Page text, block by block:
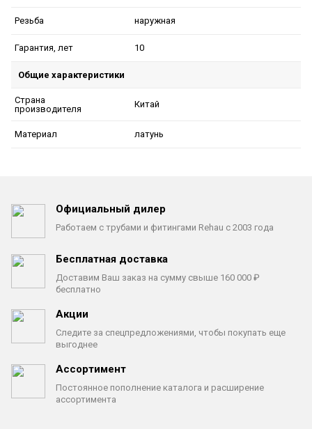
Резьба наружная
Гарантия, лет 10
Общие характеристики
Страна
производителя
Китай
Материал латунь
Официальный дилер
Работаем с трубами и фитингами Rehau с 2003 года
Бесплатная доставка
Доставим Ваш заказ на сумму свыше 160 000 ₽
бесплатно
Акции
Следите за спецпредложениями, чтобы покупать еще
выгоднее
Ассортимент
Постоянное пополнение каталога и расширение
ассортимента